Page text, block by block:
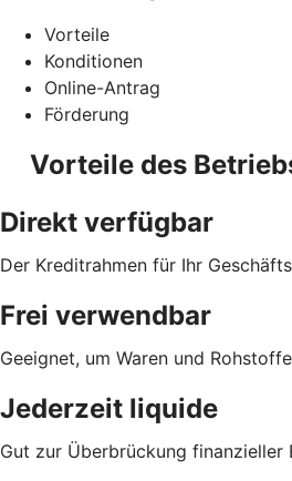
Vorteile
Konditionen
Online-Antrag
Förderung
Vorteile des
Direkt verfügbar
Der Kreditrahmen für Ihr
Frei verwendbar
Geeignet, um Waren und
Jederzeit liquide
Gut zur Überbrückung finanzieller